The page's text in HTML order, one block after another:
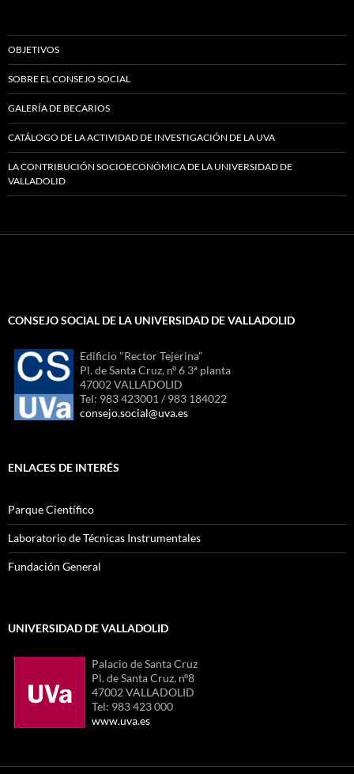
OBJETIVOS
SOBRE EL CONSEJO SOCIAL
GALERÍA DE BECARIOS
CATÁLOGO DE LA ACTIVIDAD DE INVESTIGACIÓN DE LA UVA
LA CONTRIBUCIÓN SOCIOECONÓMICA DE LA UNIVERSIDAD DE
VALLADOLID
CONSEJO SOCIAL DE LA UNIVERSIDAD DE VALLADOLID
Edificio "Rector Tejerina"
Pl. de Santa Cruz, nº 6 3ª planta
47002 VALLADOLID
Tel: 983 423001 / 983 184022
consejo.social@uva.es
ENLACES DE INTERÉS
Parque Científico
Laboratorio de Técnicas Instrumentales
Fundación General
UNIVERSIDAD DE VALLADOLID
Palacio de Santa Cruz
Pl. de Santa Cruz, nº8
47002 VALLADOLID
Tel: 983 423 000
www.uva.es